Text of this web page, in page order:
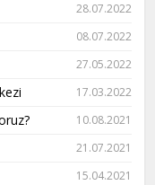
28.07.2022
08.07.2022
27.05.2022
17.03.2022
10.08.2021
21.07.2021
15.04.2021